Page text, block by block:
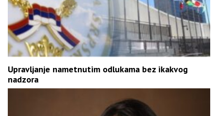
Upravljanje nametnutim odlukama bez ikakvog
nadzora